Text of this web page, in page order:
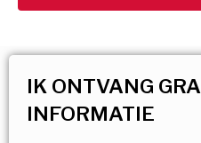
IK ONTVANG
INFORMATIE